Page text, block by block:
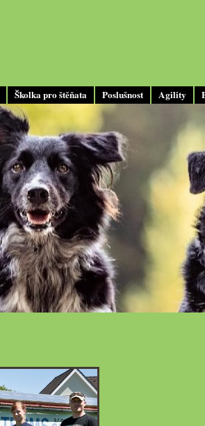
Školka pro štěňata Poslušnost Agility